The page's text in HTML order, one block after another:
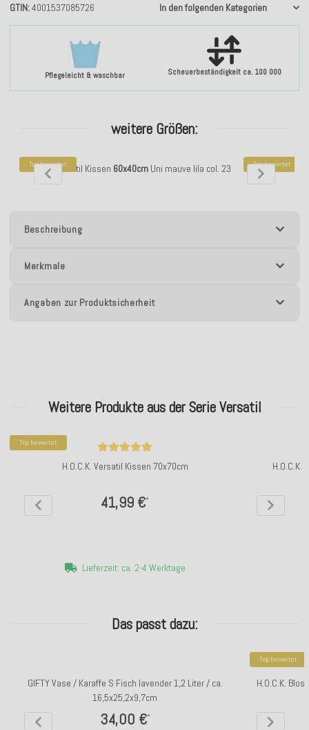
Pflegeleicht & waschbar Scheuerbeständigkeit ca. 100 000
GTIN 4001537085726 In den folgenden Kategorien
weitere Größen:
Top bewertet
H.O.C.K. Versatil Kissen 60x40cm Uni mauve lila col. 23 Top bewertet
H.O.C.K.
Beschreibung
Merkmale
Angaben zur Produktsicherheit
Weitere Produkte aus der Serie Versatil
Top bewertet
H.O.C.K. Versatil Kissen 70x70cm
41,99 €*
Lieferzeit: ca. 2-4 Werktage
H.O.C.K.
Das passt dazu:
GIFTY Vase / Karaffe S Fisch lavender 1,2 Liter / ca.
16,5x25,2x9,7cm
34,00 €*
Top bewertet
H.O.C.K.